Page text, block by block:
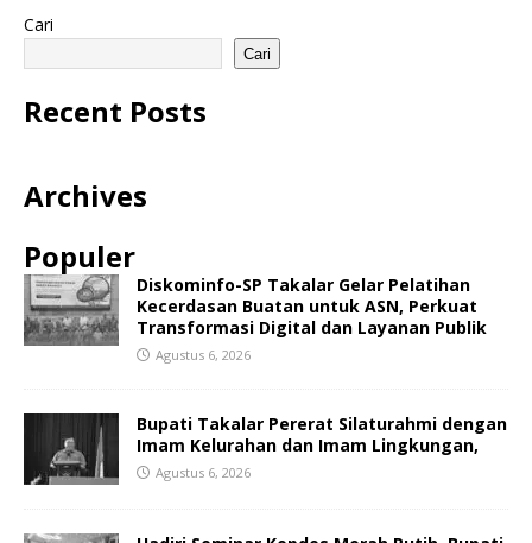
Cari
Cari
Recent Posts
Archives
Populer
Diskominfo-SP Takalar Gelar Pelatihan
Kecerdasan Buatan untuk ASN, Perkuat
Transformasi Digital dan Layanan Publik
Agustus 6, 2026
Bupati Takalar Pererat Silaturahmi dengan
Imam Kelurahan dan Imam Lingkungan,
Agustus 6, 2026